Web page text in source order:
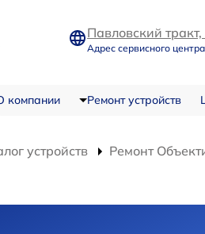
Павловский
Адрес сервисного
компании Ремонт устройств
устройств Ремонт